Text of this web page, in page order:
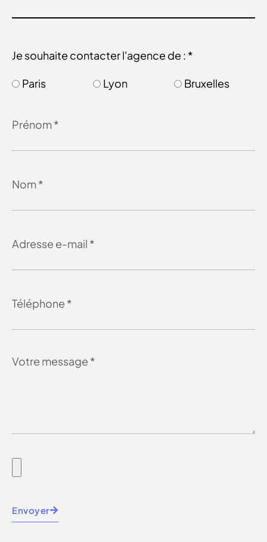
Je souhaite contacter l'agence de : *
Paris Lyon Bruxelles
Envoyer